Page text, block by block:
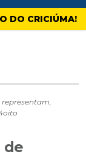
DO CRICIÚMA!
representam,
de